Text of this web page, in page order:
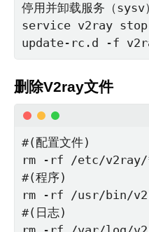
停用并卸载服务（sysv）
service v2ray stop
update-rc.d -f
删除V2ray文件
#(配置文件)
rm -rf /etc/
#(程序)
rm -rf /usr/bin/
#(日志)